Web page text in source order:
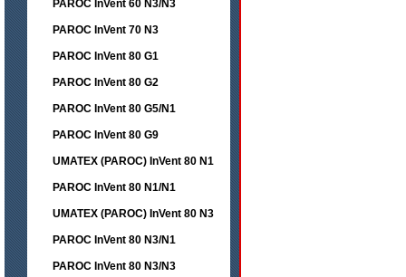
PAROC InVent 60 N3/N3
PAROC InVent 70 N3
PAROC InVent 80 G1
PAROC InVent 80 G2
PAROC InVent 80 G5/N1
PAROC InVent 80 G9
UMATEX (PAROC) InVent 80 N1
PAROC InVent 80 N1/N1
UMATEX (PAROC) InVent 80 N3
PAROC InVent 80 N3/N1
PAROC InVent 80 N3/N3